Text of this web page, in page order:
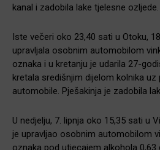
kanal i zadobila lake tjelesne ozljede.
Iste večeri oko 23,40 sati u Otoku,
upravljala osobnim automobilom
oznaka i u kretanju je udarila 27-
kretala središnjim dijelom kolnika uz
automobile. Pješakinja je zadobila
U nedjelju, 7. lipnja oko 15,35 sati u
je upravljao osobnim automobilom
oznaka pod utjecajem alkohola 0,63